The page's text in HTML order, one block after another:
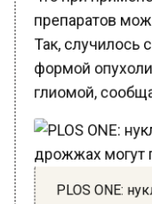
препаратов
Так, случилось
формой
глиомой,
PLOS ONE: